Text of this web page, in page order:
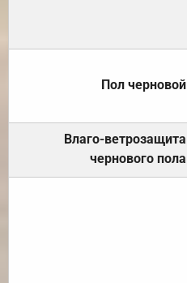
Пол черновой
Влаго-ветрозащита
чернового пола